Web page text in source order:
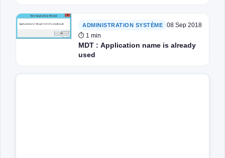
ADMINISTRATION SYSTÈME
08 Sep 2018
⏱ 1 min
MDT : Application name is already
used